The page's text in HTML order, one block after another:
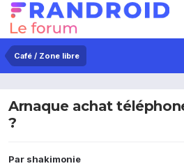
Café / Zone libre
Arnaque achat
?
Par shakimonie